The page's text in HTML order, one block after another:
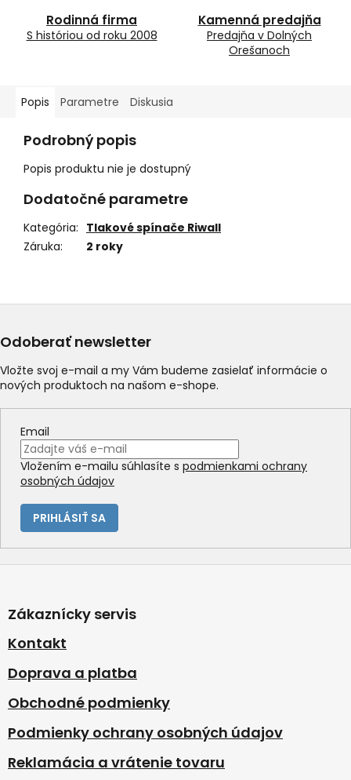
Rodinná firma
S históriou od roku 2008
Kamenná predajňa
Predajňa v Dolných
Orešanoch
Popis Parametre Diskusia
Podrobný popis
Popis produktu nie je dostupný
Dodatočné parametre
Kategória: Tlakové spínače Riwall
Záruka: 2 roky
Odoberať newsletter
Vložte svoj e-mail a my Vám budeme zasielať informácie o
nových produktoch na našom e-shope.
Email
Vložením e-mailu súhlasíte s podmienkami ochrany
osobných údajov
PRIHLÁSIŤ SA
p
ä
e
Zákaznícky servis
Kontakt
Doprava a platba
Obchodné podmienky
Podmienky ochrany osobných údajov
Reklamácia a vrátenie tovaru